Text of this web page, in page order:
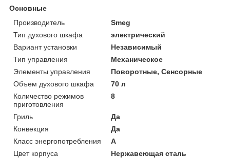
Основные
Производитель
Smeg
Тип духового шкафа
электрический
Вариант установки
Независимый
Тип управления
Механическое
Элементы управления
Поворотные, Сенсорные
Объем духового шкафа
70 л
Количество режимов
приготовления
8
Гриль
Да
Конвекция
Да
Класс энергопотребления
A
Цвет корпуса
Нержавеющая сталь